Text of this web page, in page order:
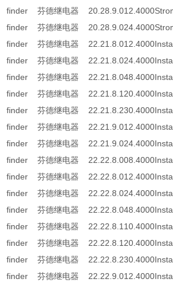
finder 芬德继电器
finder 芬德继电器
finder 芬德继电器
finder 芬德继电器
finder 芬德继电器
finder 芬德继电器
finder 芬德继电器
finder 芬德继电器
finder 芬德继电器
finder 芬德继电器
finder 芬德继电器
finder 芬德继电器
finder 芬德继电器
finder 芬德继电器
finder 芬德继电器
finder 芬德继电器
finder 芬德继电器